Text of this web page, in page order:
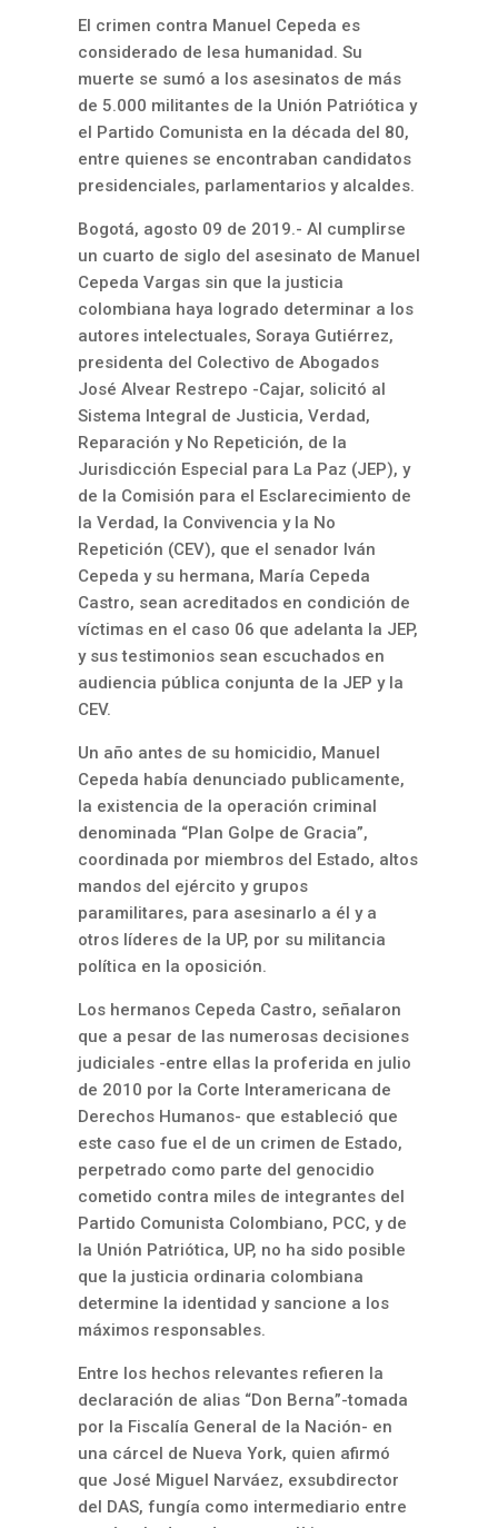
El crimen contra Manuel Cepeda es
considerado de lesa humanidad. Su
muerte se sumó a los asesinatos de más
de 5.000 militantes de la Unión Patriótica y
el Partido Comunista en la década del 80,
entre quienes se encontraban candidatos
presidenciales, parlamentarios y alcaldes.
Bogotá, agosto 09 de 2019.- Al cumplirse
un cuarto de siglo del asesinato de Manuel
Cepeda Vargas sin que la justicia
colombiana haya logrado determinar a los
autores intelectuales, Soraya Gutiérrez,
presidenta del Colectivo de Abogados
José Alvear Restrepo -Cajar, solicitó al
Sistema Integral de Justicia, Verdad,
Reparación y No Repetición, de la
Jurisdicción Especial para La Paz (JEP), y
de la Comisión para el Esclarecimiento de
la Verdad, la Convivencia y la No
Repetición (CEV), que el senador Iván
Cepeda y su hermana, María Cepeda
Castro, sean acreditados en condición de
víctimas en el caso 06 que adelanta la JEP,
y sus testimonios sean escuchados en
audiencia pública conjunta de la JEP y la
CEV.
Un año antes de su homicidio, Manuel
Cepeda había denunciado publicamente,
la existencia de la operación criminal
denominada “Plan Golpe de Gracia”,
coordinada por miembros del Estado, altos
mandos del ejército y grupos
paramilitares, para asesinarlo a él y a
otros líderes de la UP, por su militancia
política en la oposición.
Los hermanos Cepeda Castro, señalaron
que a pesar de las numerosas decisiones
judiciales -entre ellas la proferida en julio
de 2010 por la Corte Interamericana de
Derechos Humanos- que estableció que
este caso fue el de un crimen de Estado,
perpetrado como parte del genocidio
cometido contra miles de integrantes del
Partido Comunista Colombiano, PCC, y de
la Unión Patriótica, UP, no ha sido posible
que la justicia ordinaria colombiana
determine la identidad y sancione a los
máximos responsables.
Entre los hechos relevantes refieren la
declaración de alias “Don Berna”-tomada
por la Fiscalía General de la Nación- en
una cárcel de Nueva York, quien afirmó
que José Miguel Narváez, exsubdirector
del DAS, fungía como intermediario entre